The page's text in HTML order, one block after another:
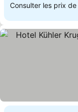
Consulter les prix de